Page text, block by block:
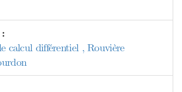
calcul différentiel , Rouvière